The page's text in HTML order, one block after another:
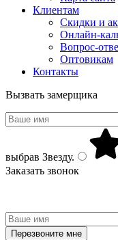
Клиентам
Скидки и
Онлайн-
Вопрос-
Оптовикам
Контакты
Вызвать замерщика
выбрав Звезду.
Заказать звонок